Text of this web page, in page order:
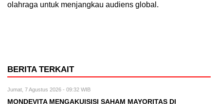
olahraga untuk menjangkau audiens global.
BERITA TERKAIT
Jumat, 7 Agustus 2026 - 09:32 WIB
MONDEVITA MENGAKUISISI SAHAM MAYORITAS DI